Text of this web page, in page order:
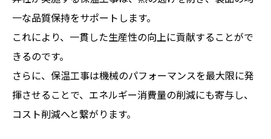
一な品質保持をサポートします。
これにより、一貫した生産性の向上に貢献することがで
きるのです。
さらに、保温工事は機械のパフォーマンスを最大限に発
揮させることで、エネルギー消費量の削減にも寄与し、
コスト削減へと繋がります。